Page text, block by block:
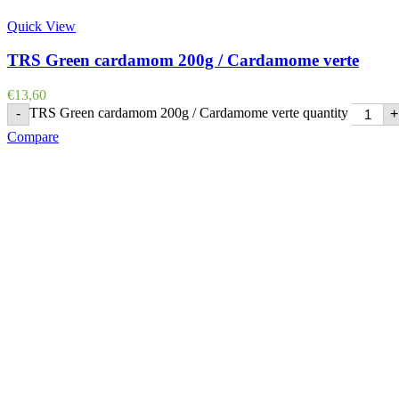
Quick View
TRS Green cardamom 200g / Cardamome verte
€13,60
- TRS Green cardamom 200g / Cardamome verte quantity +
Compare